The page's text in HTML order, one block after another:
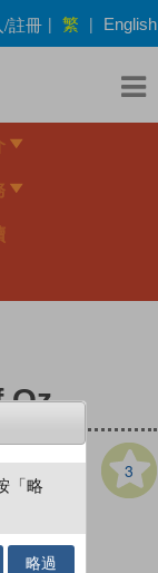
註冊 | 繁 | English
Oz
3
「略
略過